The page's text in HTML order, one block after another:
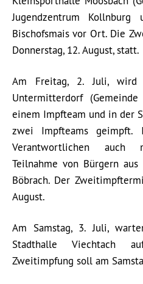
Jugendzentrum
Bischofsmais vor Ort. Die
Donnerstag, 12. August, statt.
Am Freitag, 2. Juli, wird
Untermitterdorf
einem Impfteam und in der
zwei Impfteams geimpft.
Verantwortlichen
Teilnahme von Bürgern aus
Böbrach. Der
August.
Am Samstag, 3. Juli,
Stadthalle Viechtach
Zweitimpfung soll am